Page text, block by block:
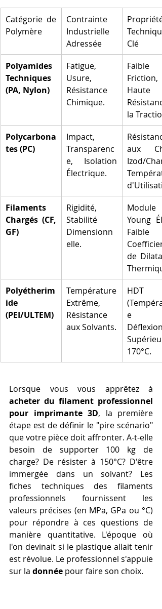
Catégorie de
Polymère
Contrainte
Industrielle
Adressée
Propriété
Technique
Clé
Polyamides
Techniques
(PA, Nylon)
Fatigue,
Usure,
Résistance
Chimique.
Faible
Friction,
Haute
la
Polycarbona
tes (PC)
Impact,
Transparenc
e, Isolation
Électrique.
Résistance
aux
Izod/
Filaments
Chargés (CF,
GF)
Rigidité,
Stabilité
Dimensionn
elle.
Module
Young
Faible
Coefficient
de
Polyétherim
ide
(PEI/ULTEM)
Température
Extrême,
Résistance
aux Solvants.
HDT
e
Déflexion)
170°C.
acheter du filament professionnel
pour imprimante 3D, la première
étape est de définir le "pire scénario"
que votre pièce doit affronter. A-t-elle
besoin de supporter 100 kg de
charge? De résister à 150°C? D'être
immergée dans un solvant? Les
fiches techniques des filaments
professionnels fournissent les
valeurs précises (en MPa, GPa ou °C)
pour répondre à ces questions de
manière quantitative. L'époque où
l'on devinait si le plastique allait tenir
est révolue. Le professionnel s'appuie
sur la donnée pour faire son choix.